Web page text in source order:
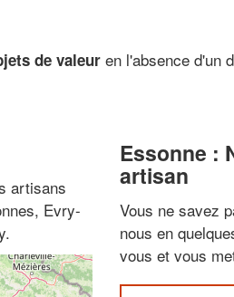
de valeur en l'absence d'un
artisans
Evry-
Essonne :
artisan
Vous ne savez
nous en
vous et vous